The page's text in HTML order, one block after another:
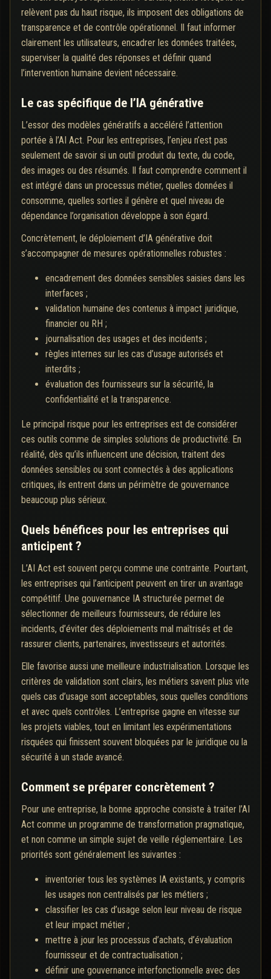
relèvent pas du haut risque, ils imposent des obligations de
transparence et de contrôle opérationnel. Il faut informer
clairement les utilisateurs, encadrer les données traitées,
superviser la qualité des réponses et définir quand
l’intervention humaine devient nécessaire.
Le cas spécifique de l’IA générative
L’essor des modèles génératifs a accéléré l’attention
portée à l’AI Act. Pour les entreprises, l’enjeu n’est pas
seulement de savoir si un outil produit du texte, du code,
des images ou des résumés. Il faut comprendre comment il
est intégré dans un processus métier, quelles données il
consomme, quelles sorties il génère et quel niveau de
dépendance l’organisation développe à son égard.
Concrètement, le déploiement d’IA générative doit
s’accompagner de mesures opérationnelles robustes :
encadrement des données sensibles saisies dans les
interfaces ;
validation humaine des contenus à impact juridique,
financier ou RH ;
journalisation des usages et des incidents ;
règles internes sur les cas d’usage autorisés et
interdits ;
évaluation des fournisseurs sur la sécurité, la
confidentialité et la transparence.
Le principal risque pour les entreprises est de considérer
ces outils comme de simples solutions de productivité. En
réalité, dès qu’ils influencent une décision, traitent des
données sensibles ou sont connectés à des applications
critiques, ils entrent dans un périmètre de gouvernance
beaucoup plus sérieux.
Quels bénéfices pour les entreprises qui
anticipent ?
L’AI Act est souvent perçu comme une contrainte. Pourtant,
les entreprises qui l’anticipent peuvent en tirer un avantage
compétitif. Une gouvernance IA structurée permet de
sélectionner de meilleurs fournisseurs, de réduire les
incidents, d’éviter des déploiements mal maîtrisés et de
rassurer clients, partenaires, investisseurs et autorités.
Elle favorise aussi une meilleure industrialisation. Lorsque les
critères de validation sont clairs, les métiers savent plus vite
quels cas d’usage sont acceptables, sous quelles conditions
et avec quels contrôles. L’entreprise gagne en vitesse sur
les projets viables, tout en limitant les expérimentations
risquées qui finissent souvent bloquées par le juridique ou la
sécurité à un stade avancé.
Comment se préparer concrètement ?
Pour une entreprise, la bonne approche consiste à traiter l’AI
Act comme un programme de transformation pragmatique,
et non comme un simple sujet de veille réglementaire. Les
priorités sont généralement les suivantes :
inventorier tous les systèmes IA existants, y compris
les usages non centralisés par les métiers ;
classifier les cas d’usage selon leur niveau de risque
et leur impact métier ;
mettre à jour les processus d’achats, d’évaluation
fournisseur et de contractualisation ;
définir une gouvernance interfonctionnelle avec des